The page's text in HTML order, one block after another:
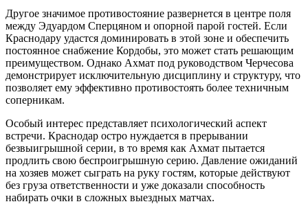
Другое значимое противостояние развернется в центре поля
между Эдуардом Сперцяном и опорной парой гостей. Если
Краснодару удастся доминировать в этой зоне и обеспечить
постоянное снабжение Кордобы, это может стать решающим
преимуществом. Однако Ахмат под руководством Черчесова
демонстрирует исключительную дисциплину и структуру, что
позволяет ему эффективно противостоять более техничным
соперникам.
Особый интерес представляет психологический аспект
встречи. Краснодар остро нуждается в прерывании
безвыигрышной серии, в то время как Ахмат пытается
продлить свою беспроигрышную серию. Давление ожиданий
на хозяев может сыграть на руку гостям, которые действуют
без груза ответственности и уже доказали способность
набирать очки в сложных выездных матчах.